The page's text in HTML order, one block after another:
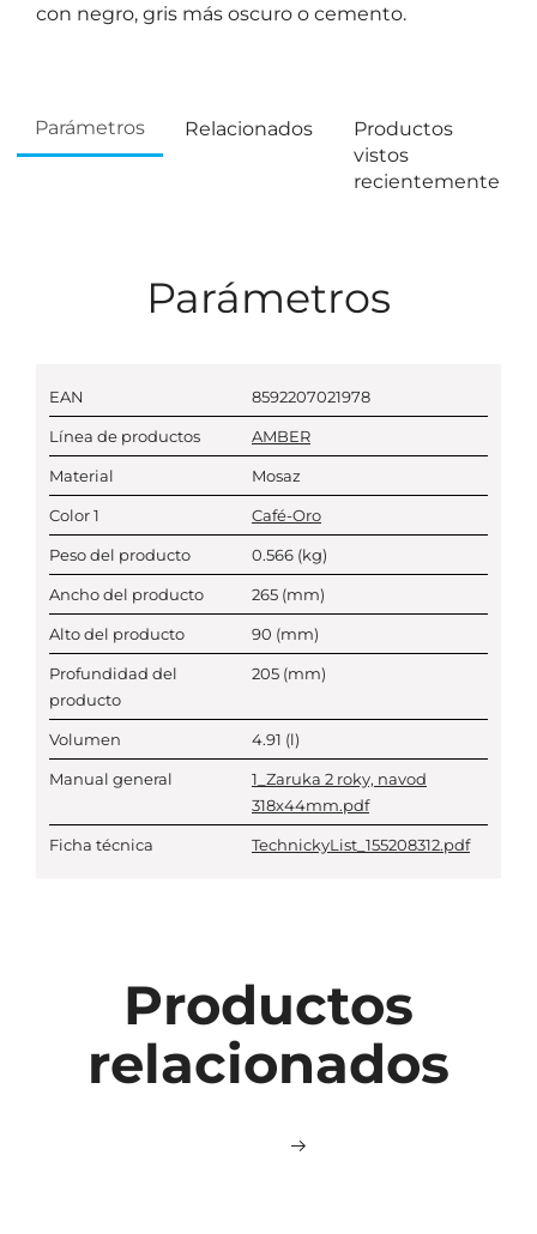
con negro, gris más oscuro o cemento.
Parámetros Relacionados
Productos
vistos
recientemente
Parámetros
EAN 8592207021978
Línea de productos AMBER
Material Mosaz
Color 1 Café-Oro
Peso del producto 0.566 (kg)
Ancho del producto 265 (mm)
Alto del producto 90 (mm)
Profundidad del
producto
205 (mm)
Volumen 4.91 (l)
Manual general
1_Zaruka 2 roky, navod
318x44mm.pdf
Ficha técnica TechnickyList_155208312.pdf
Productos
relacionados